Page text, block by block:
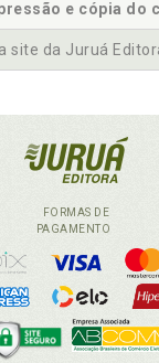
e cópia do
site da Juruá
FORMAS DE
PAGAMENTO